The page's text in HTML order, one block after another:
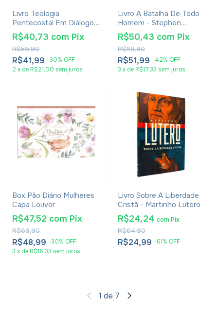
Livro Teologia
Pentecostal Em Diálogo
Com N. T. Wright - Janet
Meyer Everts E Jeffrey
S. Lamp
R$41,99 -30% OFF
R$59,90
R$40,73 com Pix
2 x de R$21,00 sem juros
Livro A Batalha De Todo
Homem - Stephen
Arterburn E Fred Stoeker
- Nova Edição
R$51,99 -42% OFF
R$89,90
R$50,43 com Pix
3 x de R$17,33 sem juros
Box Pão Diário Mulheres
Capa Louvor
R$48,99 -30% OFF
R$69,90
R$47,52 com Pix
3 x de R$16,33 sem juros
Livro Sobre A Liberdade
Cristã - Martinho Lutero
R$24,99 -61% OFF
R$64,90
R$24,24 com Pix
1 de 7